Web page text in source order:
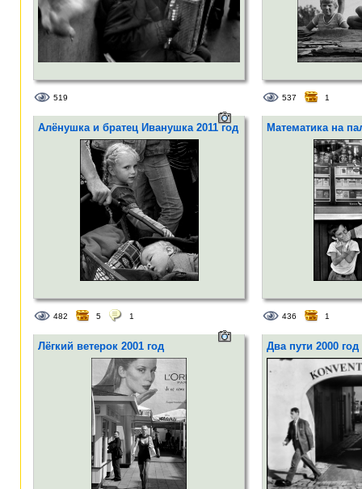
519 537 1
Алёнушка и братец Иванушка 2011 год
482 5 1
Математика на
436 1
Лёгкий ветерок 2001 год Два пути 2000 год